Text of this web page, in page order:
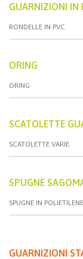
GUARNIZIONI IN
RONDELLE IN PVC
ORING
ORING
SCATOLETTE
SCATOLETTE VARIE
SPUGNE
SPUGNE IN POLIETILENE
GUARNIZIONI